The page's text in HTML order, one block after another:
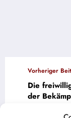
Vorheriger
Die
der
Nächster